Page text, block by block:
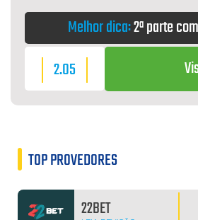
Melhor dica:2ª parte
2.05
TOP PROVEDORES
22BET